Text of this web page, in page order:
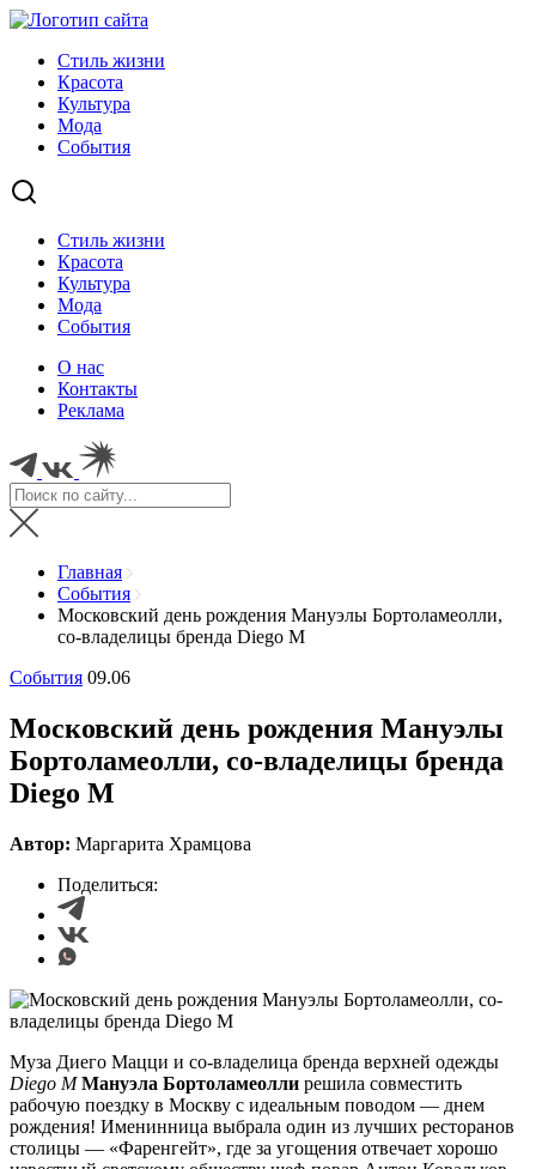
Стиль жизни
Красота
Культура
Мода
События
Стиль жизни
Красота
Культура
Мода
События
О нас
Контакты
Реклама
Главная
События
Московский день рождения Мануэлы Бортоламеолли,
со-владелицы бренда Diego M
События 09.06
Московский день рождения Мануэлы
Бортоламеолли, со-владелицы бренда
Diego M
Автор: Маргарита Храмцова
Поделиться:
Муза Диего Мацци и со-владелица бренда верхней одежды
Diego M Мануэла Бортоламеолли решила совместить
рабочую поездку в Москву с идеальным поводом — днем
рождения! Именинница выбрала один из лучших ресторанов
столицы — «Фаренгейт», где за угощения отвечает хорошо